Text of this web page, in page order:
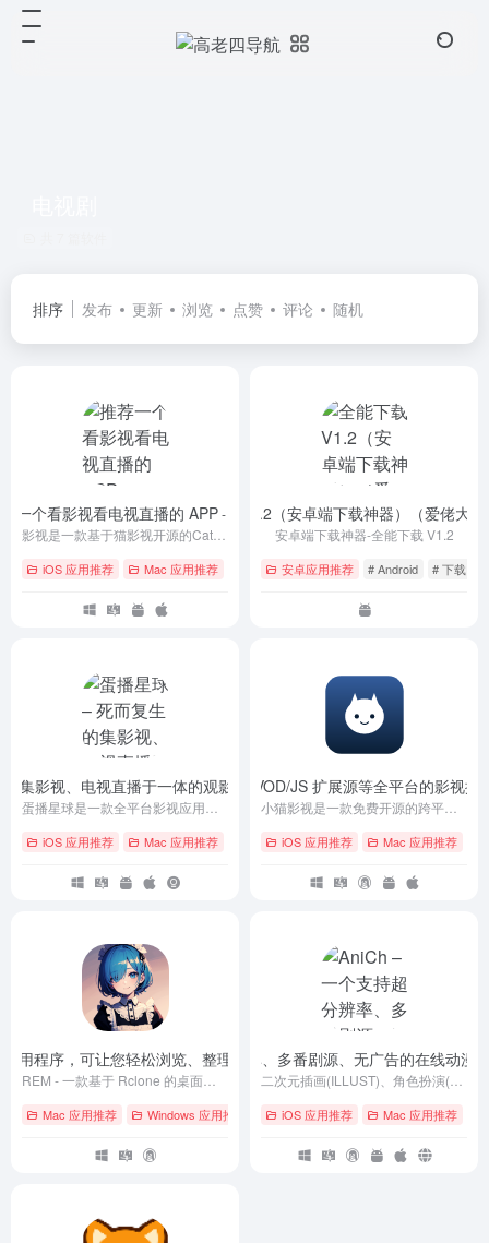
排序 发布 更新 浏览 点赞 评论 随机
一个看影视看电视直播的 APP- v5.4.6
iOS 应用推荐 Mac 应用推荐 # Android # Windows # 安卓
全能下载 V1.2（安卓端下载神器）（爱佬大
安卓端下载神器-全能下载 V1.2
安卓应用推荐 # Android # 下载
集影视、电视直播于一体的观影平台 APP- danbo_1207
iOS 应用推荐 Mac 应用推荐 # Android # iOS # macOS
小猫影视 – 一款支持 VOD/JS 扩展源等全平台的影视播
iOS 应用推荐 Mac 应用推荐
用程序，可让您轻松浏览、整理和传输各个云存储中的文件- v0.5.0
Mac 应用推荐 Windows 应用推荐 # GitHub # Linux # macOS
AniCh – 一个支持超分辨率、多番剧源、无广告的在线动漫
iOS 应用推荐 Mac 应用推荐